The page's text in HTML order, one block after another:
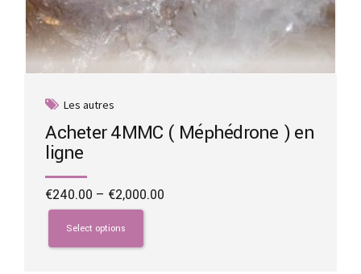
Les autres
Acheter 4MMC ( Méphédrone ) en
ligne
€240.00 – €2,000.00
Select options
This
product
has